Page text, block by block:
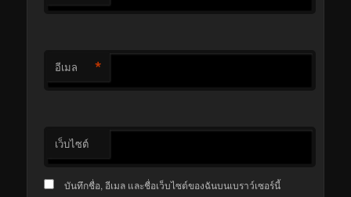
อีเมล *
เว็บไซต์
บันทึกชื่อ, อีเมล และชื่อเว็บไซต์ของฉันบนเบราว์เซอร์นี้